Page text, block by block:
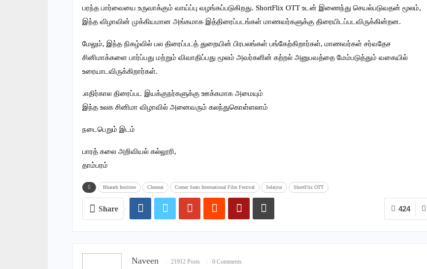
பரந்த பார்வையை உருவாக்கும் வாய்ப்பு வழங்கப்படுகிறது. ShortFlix OTT உடன் இணைந்து செயல்படுவதன் மூலம்,
இந்த விழாவின் முக்கியமான அங்கமாக இத்திரைப்படங்கள் மாணவர்களுக்கு திரையிடப்படவிருக்கின்றன.
மேலும், இந்த நிகழ்வில் பல திரைப்படத் துறையின் பிரபலங்கள் பங்கேற்கிறார்கள், மாணவர்கள் சர்வதேச
சினிமாக்களை பார்ப்பது மற்றும் விவாதிப்பது மூலம் அவர்களின் கற்றல் அனுபவத்தை மேம்படுத்தும் வகையில்
உரையாடவிருக்கிறார்கள்.
.எதிர்கால திரைப்பட இயக்குநர்களுக்கு ஊக்கமாக அமையும்
இந்த உலக சினிமா விழாவில் அனைவரும் கலந்துகொள்ளலாம்
நடைபெறும் இடம்
பாரத் கலை அறிவியல் கல்லூரி,
தாம்பரம்
Bharath Institute Chennai Corner Seats International Film Festival Selaiyur ShortFlix OTT
424
Share
Naveen 21912 Posts 0 Comments